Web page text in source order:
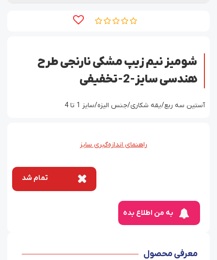
شومیز نیم زیپ مشکی نارنجی طرح
هندسی سایز-2-تخفیفی
آستین سه ربع/یقه شکاری/جنس الیزه/سایز 1 تا 4
راهنمای اندازه‌گیری سایز
تمام شد
به من اطلاع بده
معرفی محصول